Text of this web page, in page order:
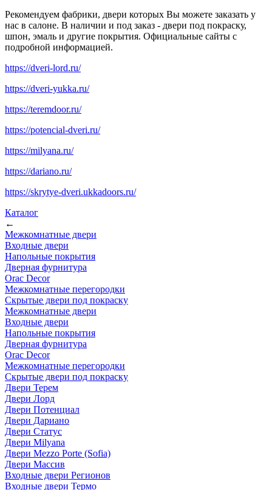
Рекомендуем фабрики, двери которых Вы можете заказать у
нас в салоне. В наличии и под заказ - двери под покраску,
шпон, эмаль и другие покрытия. Официальные сайты с
подробной информацией.
https://dveri-lord.ru/
https://dveri-yukka.ru/
https://teremdoor.ru/
https://potencial-dveri.ru/
https://milyana.ru/
https://dariano.ru/
https://skrytye-dveri.ukkadoors.ru/
Каталог
←
Межкомнатные двери
Входные двери
Напольные покрытия
Дверная фурнитура
Orac Decor
Межкомнатные перегородки
Скрытые двери под покраскy
Межкомнатные двери
Входные двери
Напольные покрытия
Дверная фурнитура
Orac Decor
Межкомнатные перегородки
Скрытые двери под покраскy
Двери Терем
Двери Лорд
Двери Потенциал
Двери Дариано
Двери Статус
Двери Milyana
Двери Mezzo Porte (Sofia)
Двери Массив
Входные двери Регионов
Входные двери Термо